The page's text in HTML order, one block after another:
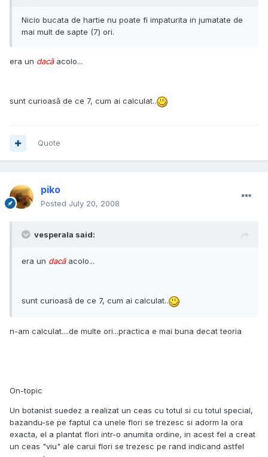
Nicio bucata de hartie nu poate fi impaturita in jumatate de
mai mult de sapte (7) ori.
era un dacă acolo...
sunt curioasă de ce 7, cum ai calculat..
Quote
piko
Posted July 20, 2008
vesperala said:
era un dacă acolo...
sunt curioasă de ce 7, cum ai calculat..
n-am calculat....de multe ori...practica e mai buna decat teoria
On-topic
Un botanist suedez a realizat un ceas cu totul si cu totul special,
bazandu-se pe faptul ca unele flori se trezesc si adorm la ora
exacta, el a plantat flori intr-o anumita ordine, in acest fel a creat
un ceas "viu" ale carui flori se trezesc pe rand indicand astfel